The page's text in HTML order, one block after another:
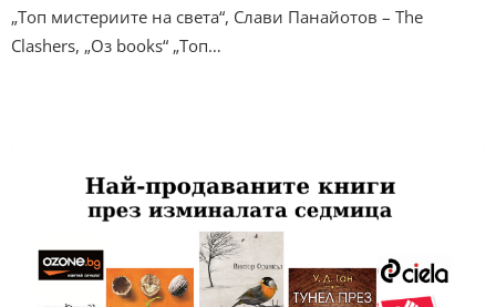
„Топ мистериите на света“, Слави Панайотов – The
Clashers, „Оз books“ „Топ…